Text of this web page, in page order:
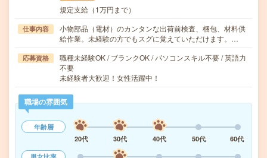
規定支給（1万円まで）
仕事内容
小物部品（電材）のカンタンな出荷前検査、梱包、材料供
給作業。未経験の方でもスグに覚えていただけます。…
応募資格
職種未経験OK / ブランクOK / パソコンスキル不要 / 英語力
不要
未経験者大歓迎！女性活躍中！
職場の雰囲気
年齢層
20代
30代 40代 50代
60代